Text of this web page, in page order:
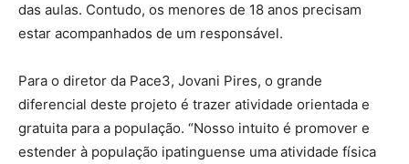
das aulas. Contudo, os menores de 18 anos precisam
estar acompanhados de um responsável.
Para o diretor da Pace3, Jovani Pires, o grande
diferencial deste projeto é trazer atividade orientada e
gratuita para a população. “Nosso intuito é promover e
estender à população ipatinguense uma atividade física